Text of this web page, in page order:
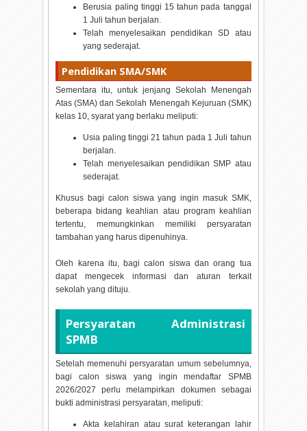
Berusia paling tinggi 15 tahun pada tanggal
1 Juli tahun berjalan.
Telah menyelesaikan pendidikan SD atau
yang sederajat.
Pendidikan SMA/SMK
Sementara itu, untuk jenjang Sekolah Menengah
Atas (SMA) dan Sekolah Menengah Kejuruan (SMK)
kelas 10, syarat yang berlaku meliputi:
Usia paling tinggi 21 tahun pada 1 Juli tahun
berjalan.
Telah menyelesaikan pendidikan SMP atau
sederajat.
Khusus bagi calon siswa yang ingin masuk SMK,
beberapa bidang keahlian atau program keahlian
tertentu, memungkinkan memiliki persyaratan
tambahan yang harus dipenuhinya.
Oleh karena itu, bagi calon siswa dan orang tua
dapat mengecek informasi dan aturan terkait
sekolah yang dituju.
Persyaratan Administrasi
SPMB
Setelah memenuhi persyaratan umum sebelumnya,
bagi calon siswa yang ingin mendaftar SPMB
2026/2027 perlu melampirkan dokumen sebagai
bukti administrasi persyaratan, meliputi:
Akta kelahiran atau surat keterangan lahir